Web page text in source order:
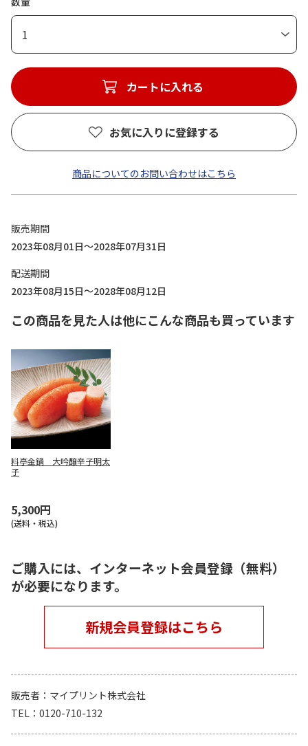
1
カートに入れる
お気に入りに登録する
商品についてのお問い合わせはこちら
販売期間
2023年08月01日～2028年07月31日
配送期間
2023年08月15日～2028年08月12日
この商品を見た人は他にこんな商品も買っています
料亭金鍋 大吟醸辛子明太
子
5,300円
(送料・税込)
ご購入には、インターネット会員登録（無料）
が必要になります。
新規会員登録はこちら
販売者
マイプリント株式会社
TEL
0120-710-132